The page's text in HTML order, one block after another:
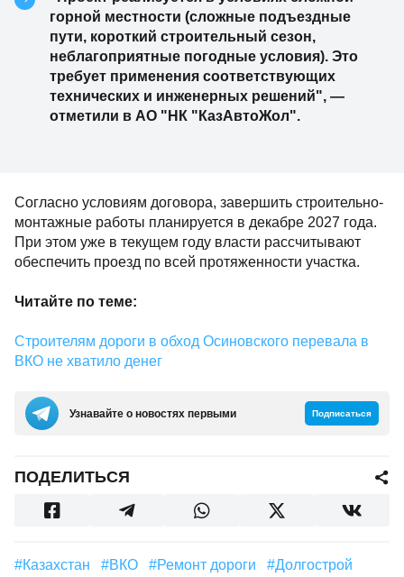
горной местности (сложные подъездные
пути, короткий строительный сезон,
неблагоприятные погодные условия). Это
требует применения соответствующих
технических и инженерных решений", —
отметили в АО "НК "КазАвтоЖол".
Согласно условиям договора, завершить строительно-
монтажные работы планируется в декабре 2027 года.
При этом уже в текущем году власти рассчитывают
обеспечить проезд по всей протяженности участка.
Читайте по теме:
Строителям дороги в обход Осиновского перевала в
ВКО не хватило денег
Узнавайте о новостях первыми Подписаться
ПОДЕЛИТЬСЯ
#Казахстан #ВКО #Ремонт дороги #Долгострой